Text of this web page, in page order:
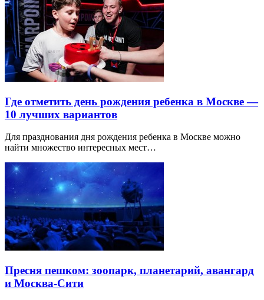
Где отметить день рождения ребенка в Москве —
10 лучших вариантов
Для празднования дня рождения ребенка в Москве можно
найти множество интересных мест…
Пресня пешком: зоопарк, планетарий, авангард
и Москва-Сити